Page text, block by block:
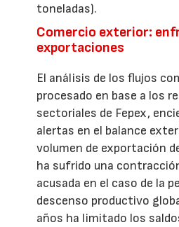
toneladas).
Comercio exterior:
exportaciones
El análisis de los flujos
procesado en base a los
sectoriales de Fepex,
alertas en el balance
volumen de exportación
ha sufrido una
acusada en el caso de la
descenso productivo
años ha limitado los